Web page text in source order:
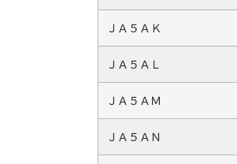
ＪＡ５ＡＫ
ＪＡ５ＡＬ
ＪＡ５ＡＭ
ＪＡ５ＡＮ